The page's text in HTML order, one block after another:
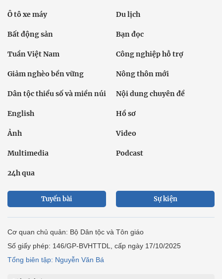
Ô tô xe máy Du lịch
Bất động sản Bạn đọc
Tuần Việt Nam Công nghiệp hỗ trợ
Giảm nghèo bền vững Nông thôn mới
Dân tộc thiểu số và miền núi Nội dung chuyên đề
English Hồ sơ
Ảnh Video
Multimedia Podcast
24h qua
Tuyến bài Sự kiện
Cơ quan chủ quản: Bộ Dân tộc và Tôn giáo
Số giấy phép: 146/GP-BVHTTDL, cấp ngày 17/10/2025
Tổng biên tập: Nguyễn Văn Bá